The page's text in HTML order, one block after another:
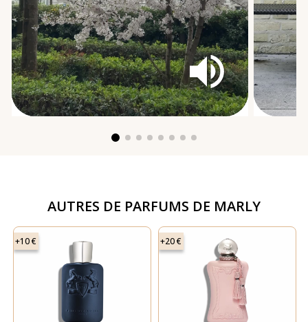
AUTRES DE PARFUMS DE MARLY
+10 € +20 €